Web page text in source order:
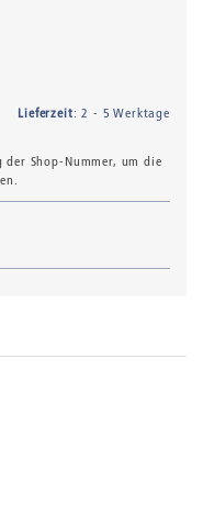
Lieferzeit: 2 - 5 Werktage
Shop-Nummer, um die